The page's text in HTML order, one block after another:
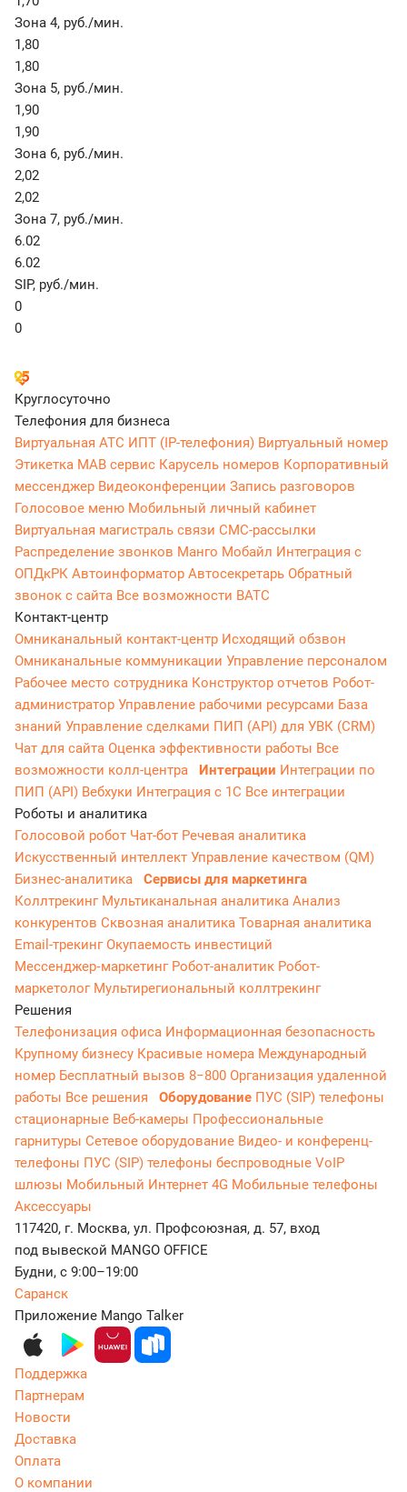
Зона 4, руб./мин.
1,80
1,80
Зона 5, руб./мин.
1,90
1,90
Зона 6, руб./мин.
2,02
2,02
Зона 7, руб./мин.
6.02
6.02
SIP, руб./мин.
0
0
Круглосуточно
Телефония для бизнеса
Виртуальная АТС ИПТ (IP-телефония) Виртуальный номер
Этикетка МАВ сервис Карусель номеров Корпоративный
мессенджер Видеоконференции Запись разговоров
Голосовое меню Мобильный личный кабинет
Виртуальная магистраль связи СМС-рассылки
Распределение звонков Манго Мобайл Интеграция с
ОПДкРК Автоинформатор Автосекретарь Обратный
звонок с сайта Все возможности ВАТС
Контакт-центр
Омниканальный контакт-центр Исходящий обзвон
Омниканальные коммуникации Управление персоналом
Рабочее место сотрудника Конструктор отчетов Робот-
администратор Управление рабочими ресурсами База
знаний Управление сделками ПИП (API) для УВК (CRM)
Чат для сайта Оценка эффективности работы Все
возможности колл-центра
Интеграции Интеграции по
ПИП (API) Вебхуки Интеграция с 1С Все интеграции
Роботы и аналитика
Голосовой робот Чат-бот Речевая аналитика
Искусственный интеллект Управление качеством (QM)
Бизнес-аналитика
Сервисы для маркетинга
Коллтрекинг Мультиканальная аналитика Анализ
конкурентов Сквозная аналитика Товарная аналитика
Email-трекингОкупаемость инвестиций
Мессенджер‑маркетинг Робот-аналитик Робот-
маркетолог Мультирегиональный коллтрекинг
Решения
Телефонизация офиса Информационная безопасность
Крупному бизнесу Красивые номера Международный
номер Бесплатный вызов 8−800 Организация удаленной
работы Все решения Оборудование ПУС (SIP) телефоны
стационарные Веб-камеры Профессиональные
гарнитуры Сетевое оборудование Видео- и конференц-
телефоны ПУС (SIP) телефоны беспроводные VoIP
шлюзы Мобильный Интернет 4G Мобильные телефоны
Аксессуары
117420, г. Москва, ул. Профсоюзная, д. 57, вход
под вывеской MANGO OFFICE
Будни, с 9:00–19:00
Саранск
Приложение Mango Talker
Поддержка
Партнерам
Новости
Доставка
Оплата
О компании